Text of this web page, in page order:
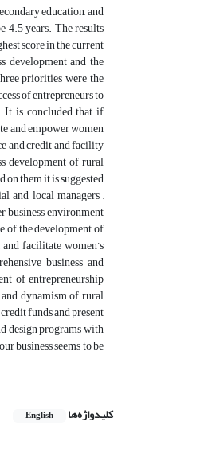
education, and
4.5 years. The results
score in the current
development and the
priorities were the
of entrepreneurs to
It is concluded that if
and empower women
and credit and facility
development of rural
them it is suggested
and local managers ,
business environment
of the development of
facilitate women’s
business and
of entrepreneurship
dynamism of rural
funds and present
design programs with
business seems to be
کلیدواژه‌ها English